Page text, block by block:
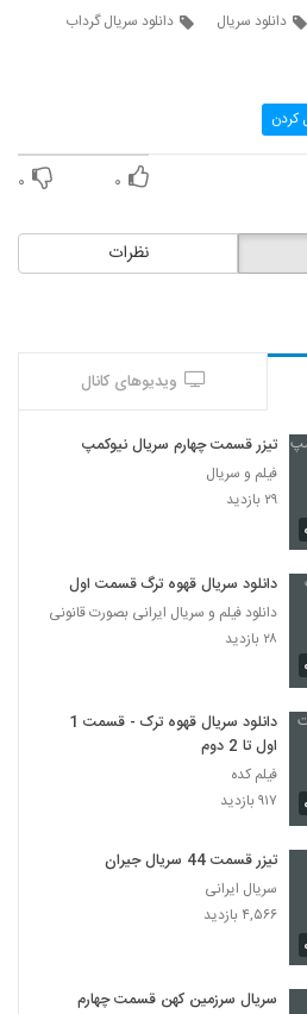
دانلود سریال دانلود سریال گرداب
کردن
۰ ۰
نظرات
ویدیوهای کانال
تیزر قسمت چهارم سریال نیوکمپ
فیلم و سریال
۲۹ بازدید
دانلود سریال قهوه ترگ قسمت اول
دانلود فیلم و سریال ایرانی بصورت قانونی
۲۸ بازدید
دانلود سریال قهوه ترک - قسمت 1
اول تا 2 دوم
فیلم کده
۹۱۷ بازدید
تیزر قسمت 44 سریال جیران
سریال ایرانی
۴,۵۶۶ بازدید
سریال سرزمین کهن قسمت چهارم